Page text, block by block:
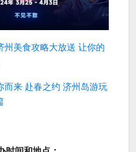
州美食攻略大放送 让你的
而来 赴春之约 济州岛游玩